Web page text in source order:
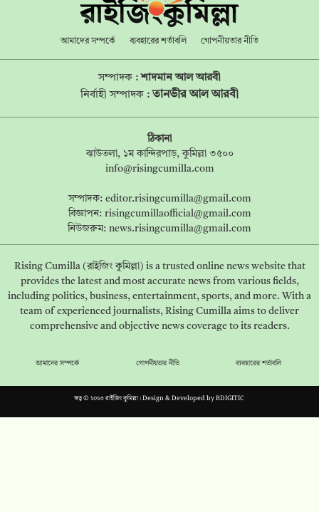
আমাদের সম্পর্কে ব্যবহারের শর্তাবলি গোপনীয়তার নীতি
সম্পাদক :শাদমান আল আরবী
নির্বাহী সম্পাদক : তানভীর আল আরবী
ঠিকানা
ঝাউতলা, ১ম কান্দিরপাড়, কুমিল্লা ৩৫০০
info@risingcumilla.com
সম্পাদক: editor.risingcumilla@gmail.com
বিজ্ঞাপন: risingcumillaofficial@gmail.com
নিউজরুম: news.risingcumilla@gmail.com
Rising Cumilla (রাইজিং কুমিল্লা) is a trusted online news website that
provides the latest and most accurate news from various fields,
including politics, business, entertainment, sports, and more. With a
team of experienced journalists, Rising Cumilla aims to deliver
comprehensive and objective news coverage to its readers.
আমাদের সম্পর্কে গোপনীয়তার নীতি ব্যবহারের শর্তাবলি
স্বত্ব © ২০২৩ রাইজিং কুমিল্লা। Design & Developed byBDIGITIC